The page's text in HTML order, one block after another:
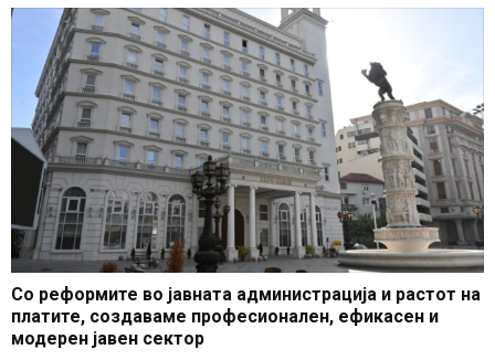
Со реформите во јавната администрација и растот на
платите, создаваме професионален, ефикасен и
модерен јавен сектор